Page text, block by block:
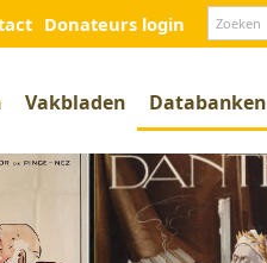
Donateurs login
Vakbladen Databanken